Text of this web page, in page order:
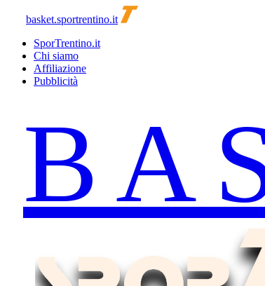
basket.sportrentino.it
SporTrentino.it
Chi siamo
Affiliazione
Pubblicità